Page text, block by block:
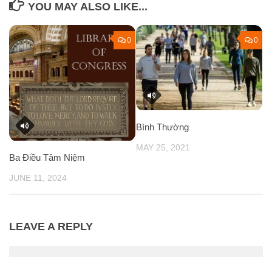
YOU MAY ALSO LIKE...
0
Ba Điều Tâm Niệm
JUNE 11, 2024
0
Bình Thường
MAY 25, 2021
LEAVE A REPLY